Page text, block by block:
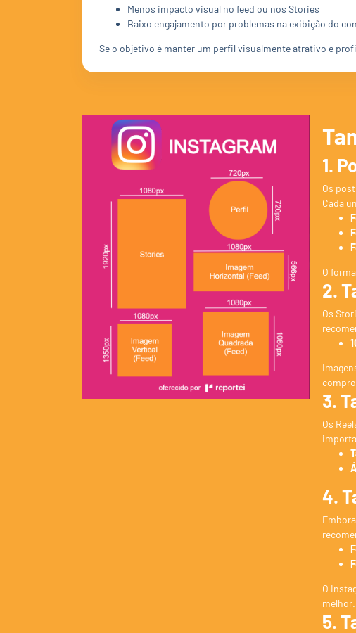
Menos impacto visual no feed ou nos Stories
Baixo engajamento por problemas na exibição do
Se o objetivo é manter um perfil visualmente atrativo e
1.
Os
Cada
O
2.
Os
3.
Os
4.
O
melhor.
5.